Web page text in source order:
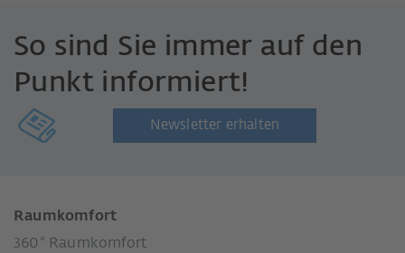
So sind Sie immer auf den
Punkt informiert!
Newsletter erhalten
Raumkomfort
360° Raumkomfort